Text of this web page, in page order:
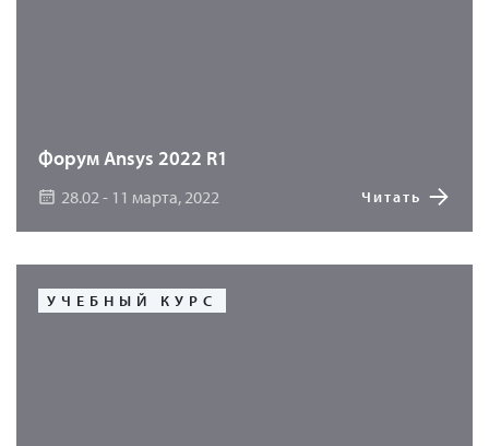
бессеточных (SPG) методов.
Форум Ansys 2022 R1
28.02 - 11 марта, 2022 Читать
УЧЕБНЫЙ КУРС